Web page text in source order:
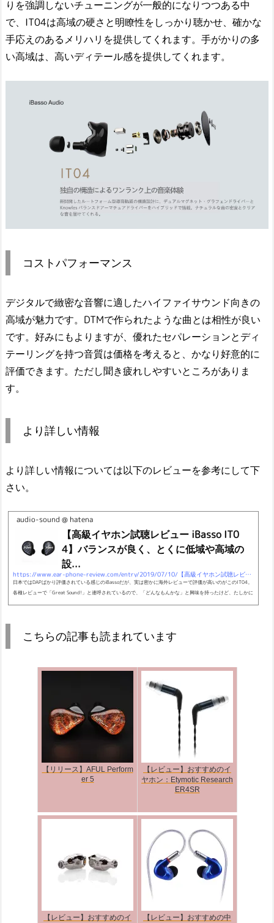
りを強調しないチューニングが一般的になりつつある中
で、IT04は高域の硬さと明瞭性をしっかり聴かせ、確かな
手応えのあるメリハリを提供してくれます。手がかりの多
い高域は、高いディテール感を提供してくれます。
コストパフォーマンス
デジタルで緻密な音響に適したハイファイサウンド向きの
高域が魅力です。DTMで作られたような曲とは相性が良い
です。好みにもよりますが、優れたセパレーションとディ
テーリングを持つ音質は価格を考えると、かなり好意的に
評価できます。ただし聞き疲れしやすいところがありま
す。
より詳しい情報
より詳しい情報については以下のレビューを参考にして下
さい。
audio-sound @ hatena
【高級イヤホン試聴レビュー iBasso IT0
4】バランスが良く、とくに低域や高域の
設...
https://www.ear-phone-review.com/entry/2019/07/10/【高級イヤホン試聴レビュー_iBasso_IT04】バランスが良
日本ではDAPばかり評価されている感じのiBassoだが、実は密かに海外レビューで評価が高いのがこのIT04。
各種レビューで「Great Sound!」と連呼されているので、「どんなもんかな」と興味を持ったけど、たしかに
いろいろバランス良く、万能に音楽を楽しめる感じでフラッグシップとしてかなり成熟している印象を受け
っている...
こちらの記事も読まれています
【リリース】AFUL Perform
er 5
【レビュー】おすすめのイ
ヤホン：Etymotic Research
ER4SR
【レビュー】おすすめのイ
【レビュー】おすすめの中